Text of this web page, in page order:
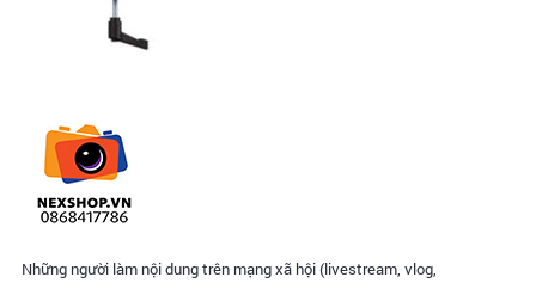
Những người làm nội dung trên mạng xã hội (livestream, vlog,